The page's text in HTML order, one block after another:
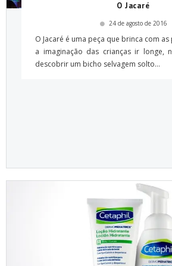
O Jacaré
24 de agosto de 2016
O Jacaré é uma peça que brinca com
a imaginação das crianças ir longe,
descobrir um bicho selvagem solto...